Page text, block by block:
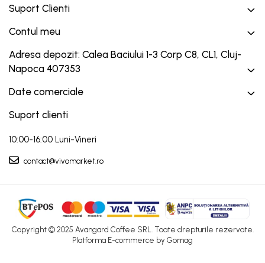
Suport Clienti
Contul meu
Adresa depozit: Calea Baciului 1-3 Corp C8, CL1, Cluj-
Napoca 407353
Date comerciale
Suport clienti
10:00-16:00 Luni-Vineri
contact@vivomarket.ro
Copyright © 2025 Avangard Coffee SRL. Toate drepturile rezervate.
Platforma E-commerce by Gomag